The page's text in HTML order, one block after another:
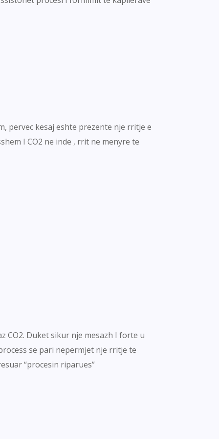
pervec kesaj eshte prezente nje rritje e
I CO2 ne inde , rrit ne menyre te
CO2. Duket sikur nje mesazh I forte u
se pari nepermjet nje rritje te
“procesin riparues”